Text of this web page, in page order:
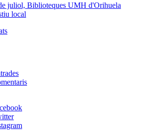
juliol, Biblioteques UMH d'Orihuela
local